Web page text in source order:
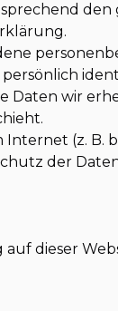
den
wir
(z. B.
der
dieser